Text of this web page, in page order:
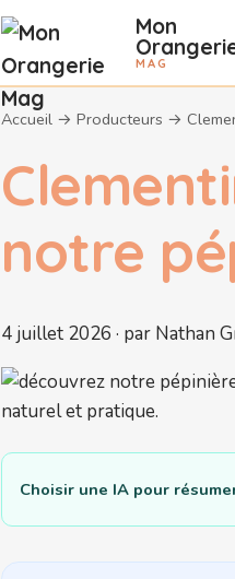
Mon
MAG
Accueil → Producteurs →
notre
4 juillet 2026 · par Nathan
Choisir une IA pour